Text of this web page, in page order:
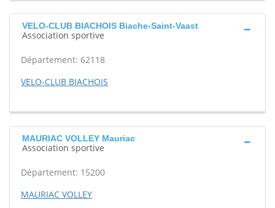
VELO-CLUB BIACHOIS Biache-Saint-Vaast
Association sportive
Département: 62118
VELO-CLUB BIACHOIS
MAURIAC VOLLEY Mauriac
Association sportive
Département: 15200
MAURIAC VOLLEY